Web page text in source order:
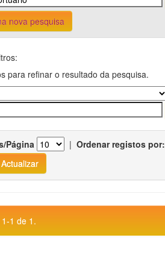
nova pesquisa
para refinar o resultado da pesquisa.
Página | Ordenar registos por:
1 de 1.